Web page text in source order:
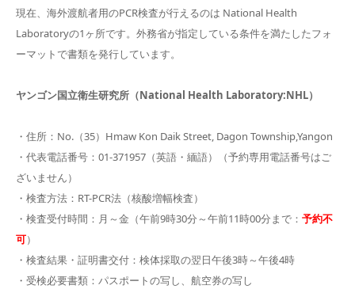
現在、海外渡航者用のPCR検査が行えるのは National Health
Laboratoryの1ヶ所です。外務省が指定している条件を満たしたフォ
ーマットで書類を発行しています。
ヤンゴン国立衛生研究所（National Health Laboratory:NHL）
・住所：No.（35）Hmaw Kon Daik Street, Dagon Township,Yangon
・代表電話番号：01-371957（英語・緬語）（予約専用電話番号はご
ざいません）
・検査方法：RT-PCR法（核酸増幅検査）
・検査受付時間：月～金（午前9時30分～午前11時00分まで： 予約不
可）
・検査結果・証明書交付：検体採取の翌日午後3時～午後4時
・受検必要書類：パスポートの写し、航空券の写し